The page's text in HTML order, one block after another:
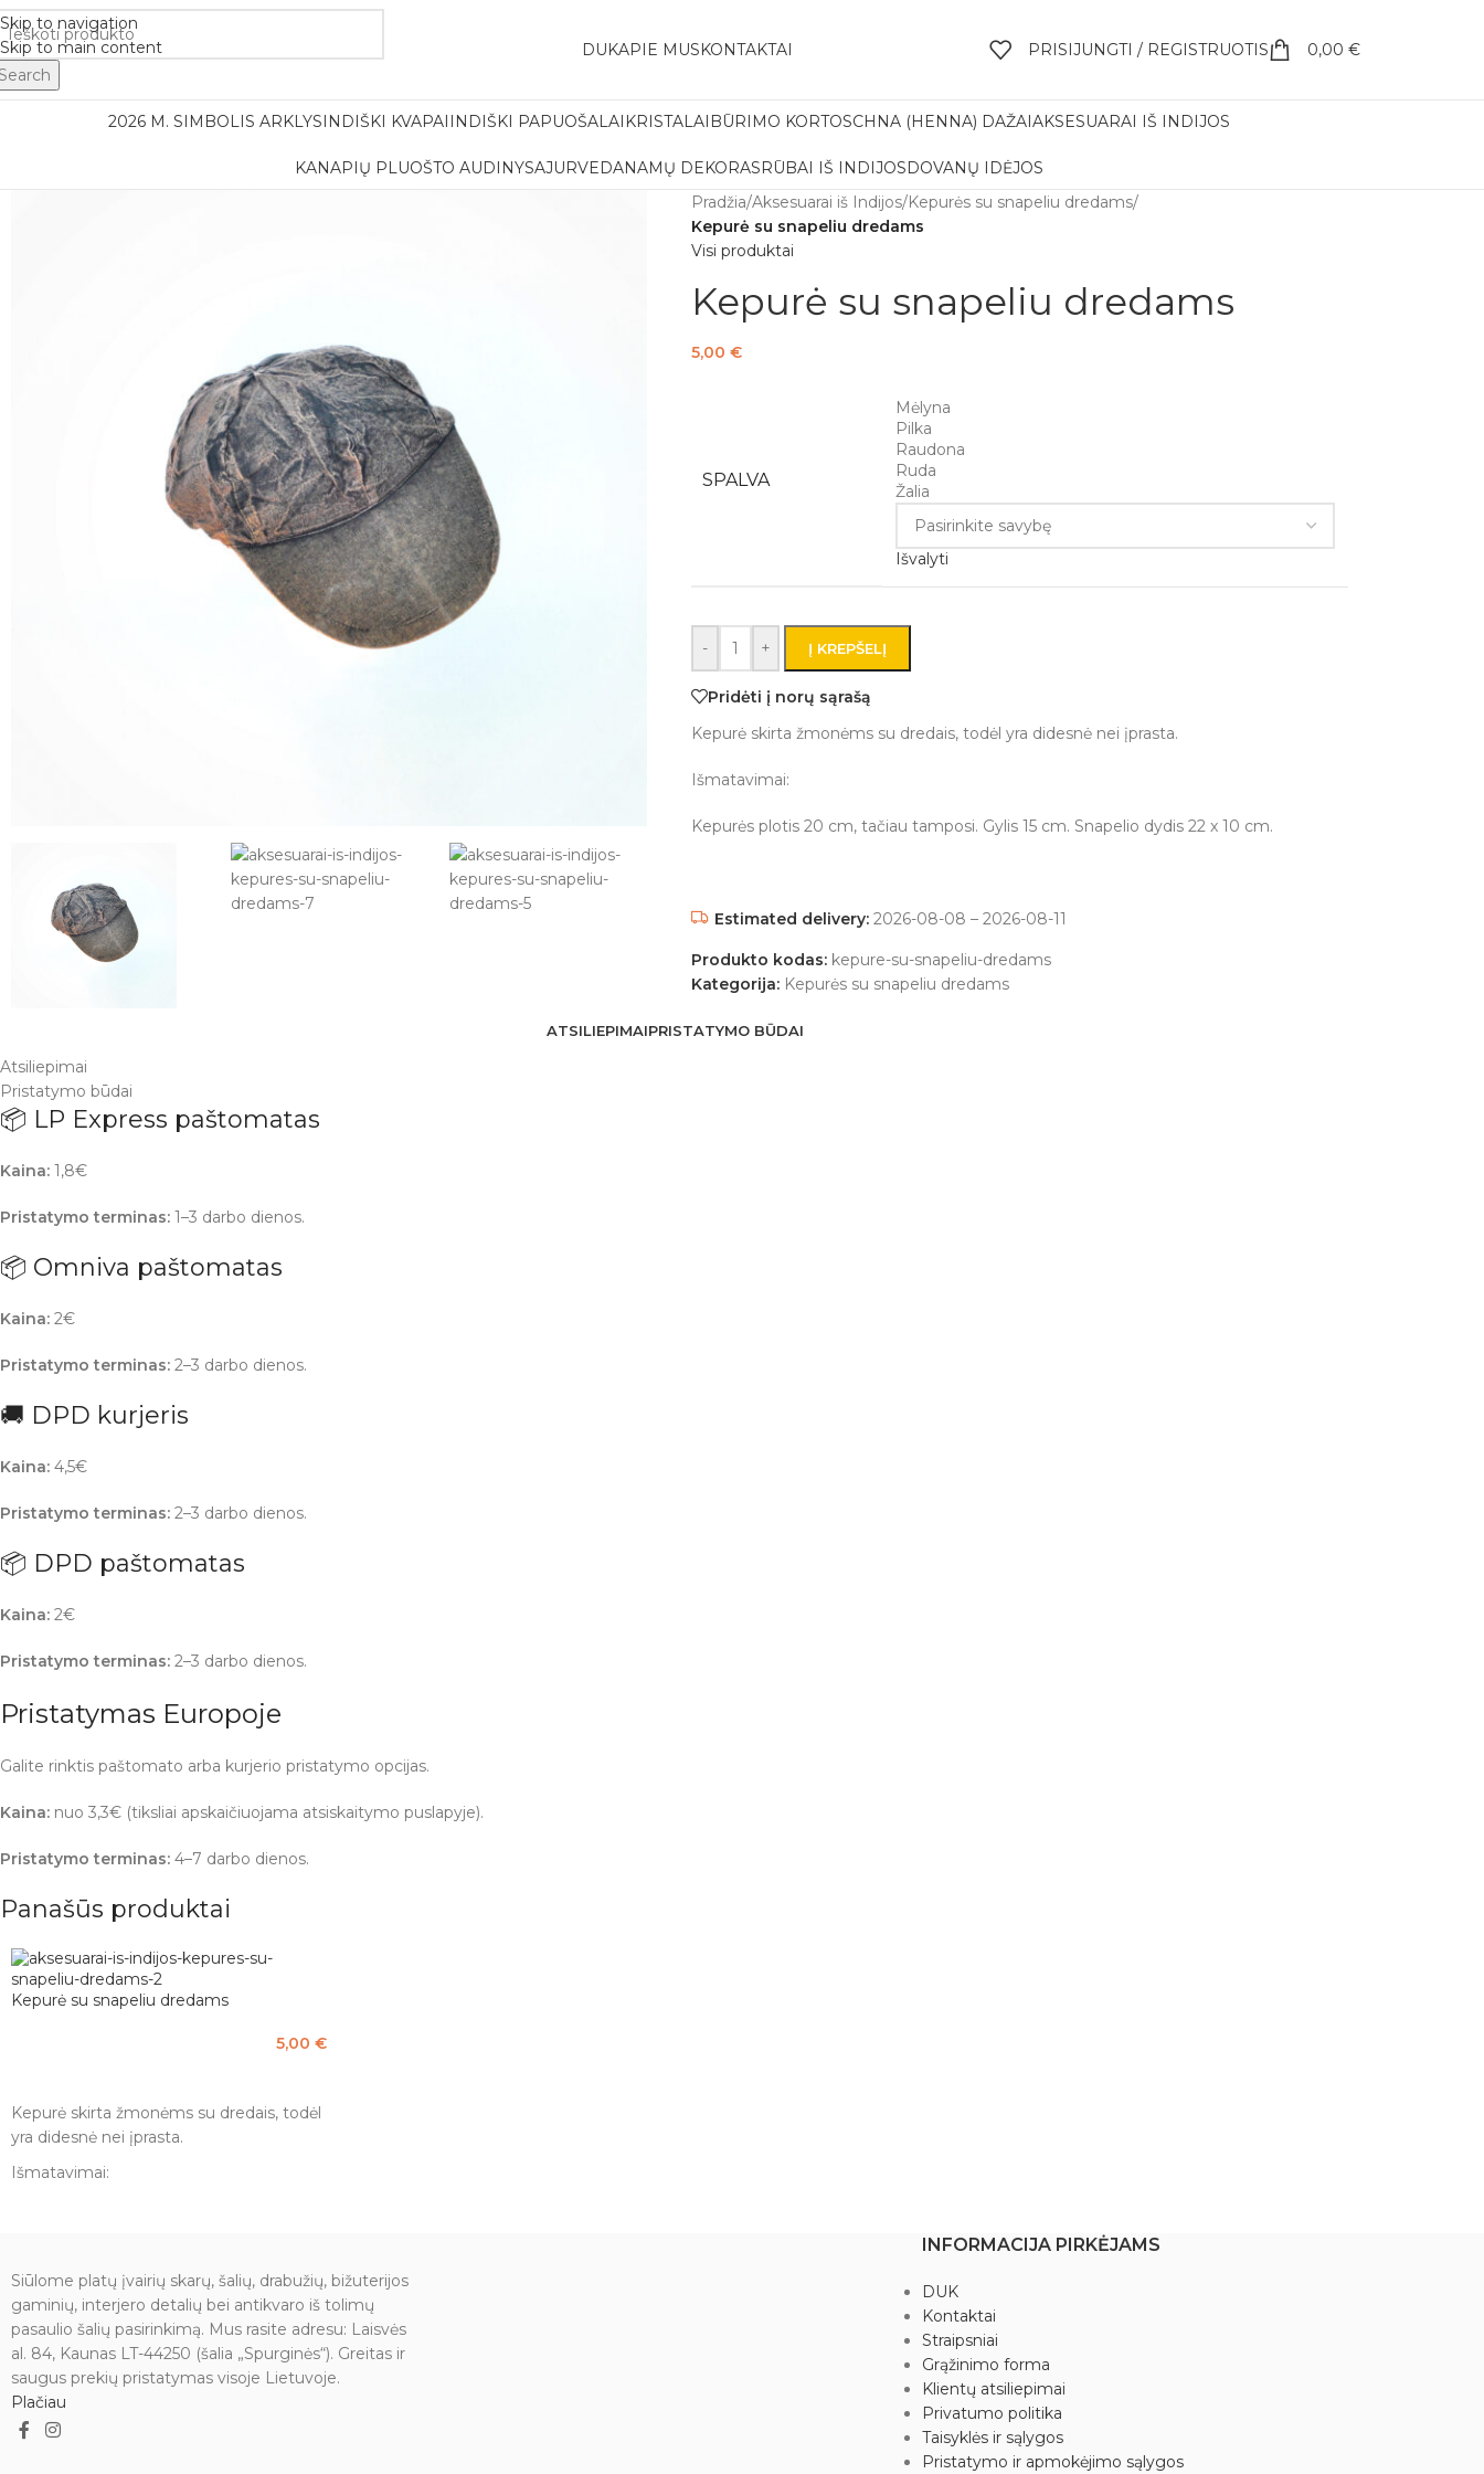
Skip to navigation
Skip to main content
DUKAPIE MUSKONTAKTAI PRISIJUNGTI / REGISTRUOTIS 0,00 €
2026 M. SIMBOLIS ARKLYSINDIŠKI KVAPAI INDIŠKI PAPUOŠALAI KRISTALAI BŪRIMO KORTOSCHNA (HENNA) DAŽAIAKSESUARAI IŠ INDIJOS
KANAPIŲ PLUOŠTO AUDINYSAJURVEDANAMŲ DEKORASRŪBAI IŠ INDIJOSDOVANŲ IDĖJOS
Pradžia/Aksesuarai iš Indijos/Kepurės su snapeliu dredams/
Kepurė su snapeliu dredams
Visi produktai
Kepurė su snapeliu dredams
5,00 €
SPALVA
Mėlyna
Pilka
Raudona
Ruda
Žalia
Išvalyti
- + Į KREPŠELĮ
Pridėti į norų sąrašą
Kepurė skirta žmonėms su dredais, todėl yra didesnė nei įprasta.
Išmatavimai:
Kepurės plotis 20 cm, tačiau tamposi. Gylis 15 cm. Snapelio dydis 22 x 10 cm.
Estimated delivery:2026-08-08 – 2026-08-11
Produkto kodas: kepure-su-snapeliu-dredams
Kategorija: Kepurės su snapeliu dredams
ATSILIEPIMAIPRISTATYMO BŪDAI
Atsiliepimai
Pristatymo būdai
📦 LP Express paštomatas
Kaina: 1,8€
Pristatymo terminas: 1–3 darbo dienos.
📦 Omniva paštomatas
Kaina: 2€
Pristatymo terminas: 2–3 darbo dienos.
🚚 DPD kurjeris
Kaina: 4,5€
Pristatymo terminas: 2–3 darbo dienos.
📦 DPD paštomatas
Kaina: 2€
Pristatymo terminas: 2–3 darbo dienos.
Pristatymas Europoje
Galite rinktis paštomato arba kurjerio pristatymo opcijas.
Kaina: nuo 3,3€ (tiksliai apskaičiuojama atsiskaitymo puslapyje).
Pristatymo terminas: 4–7 darbo dienos.
Panašūs produktai
Kepurė su snapeliu dredams
5,00 €
Kepurė skirta žmonėms su dredais, todėl
yra didesnė nei įprasta.
Išmatavimai:
Siūlome platų įvairių skarų, šalių, drabužių, bižuterijos
gaminių, interjero detalių bei antikvaro iš tolimų
pasaulio šalių pasirinkimą. Mus rasite adresu: Laisvės
al. 84, Kaunas LT-44250 (šalia „Spurginės“). Greitas ir
saugus prekių pristatymas visoje Lietuvoje.
Plačiau
INFORMACIJA PIRKĖJAMS
DUK
Kontaktai
Straipsniai
Grąžinimo forma
Klientų atsiliepimai
Privatumo politika
Taisyklės ir sąlygos
Pristatymo ir apmokėjimo sąlygos